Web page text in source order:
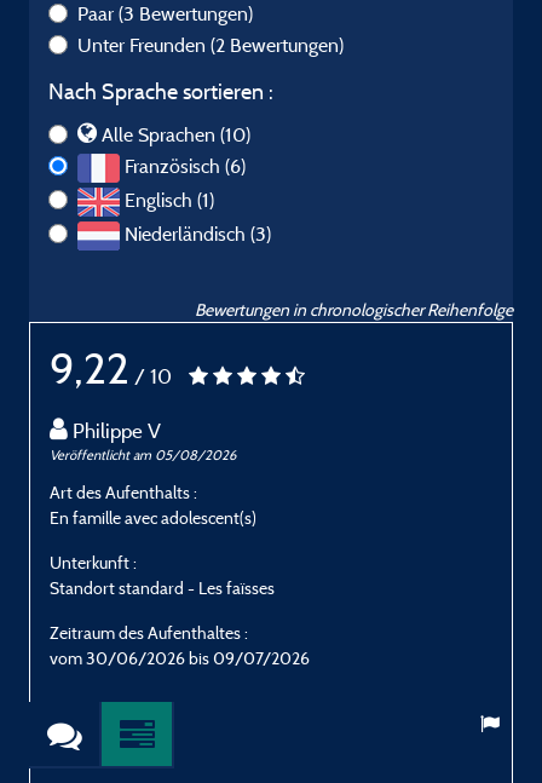
Paar (3 Bewertungen)
Unter Freunden (2 Bewertungen)
Nach Sprache sortieren :
Alle Sprachen (10)
Französisch (6)
Englisch (1)
Niederländisch (3)
Bewertungen in chronologischer Reihenfolge
9,22 / 10
Philippe V
Veröffentlicht am 05/08/2026
Art des Aufenthalts :
En famille avec adolescent(s)
Unterkunft :
Standort standard - Les faïsses
Zeitraum des Aufenthaltes :
vom 30/06/2026 bis 09/07/2026